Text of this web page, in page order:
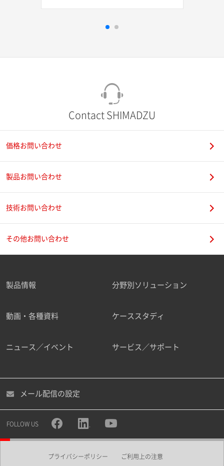
Contact SHIMADZU
価格お問い合わせ
製品お問い合わせ
技術お問い合わせ
その他お問い合わせ
製品情報 分野別ソリューション
動画・各種資料 ケーススタディ
ニュース／イベント サービス／サポート
メール配信の設定
FOLLOW US
プライバシーポリシー ご利用上の注意